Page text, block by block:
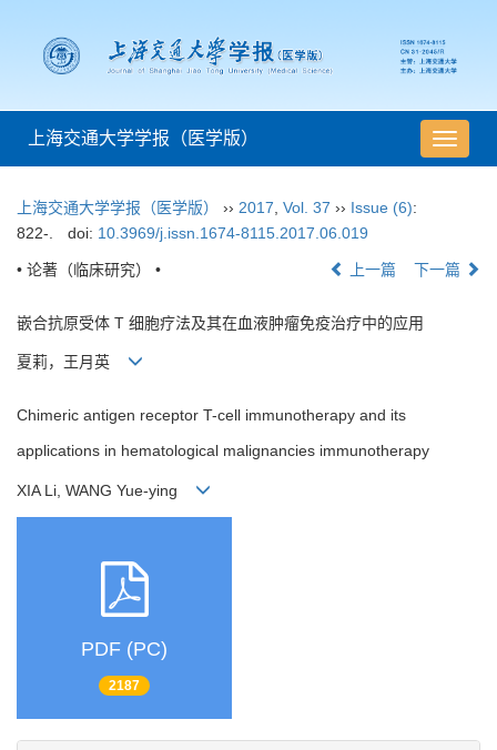
导
航
上海交通大学学报（医学版）
上海交通大学学报（医学版） ›› 2017 Vol. 37 ›› Issue (6):
822-.
doi: 10.3969/j.issn.1674-8115.2017.06.019
• 论著（临床研究） • 上一篇 下一篇
嵌合抗原受体 T 细胞疗法及其在血液肿瘤免疫治疗中的应用
夏莉，王月英
Chimeric antigen receptor T-cell immunotherapy and its
applications in hematological malignancies immunotherapy
XIA Li, WANG Yue-ying
PDF (PC)
2187